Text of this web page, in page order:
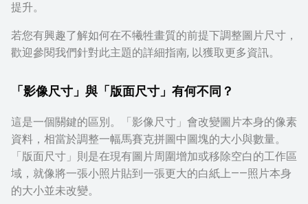
提升。
若您有興趣了解如何在不犧牲畫質的前提下調整圖片尺寸，
歡迎參閱我們針對此主題的詳細指南, 以獲取更多資訊。
「影像尺寸」與「版面尺寸」有何不同？
這是一個關鍵的區別。「影像尺寸」會改變圖片本身的像素
資料，相當於調整一幅馬賽克拼圖中圖塊的大小與數量。
「版面尺寸」則是在現有圖片周圍增加或移除空白的工作區
域，就像將一張小照片貼到一張更大的白紙上——照片本身
的大小並未改變。